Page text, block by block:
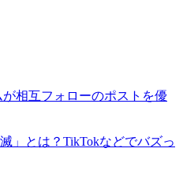
が相互フォローのポストを優
」とは？TikTokなどでバズっ